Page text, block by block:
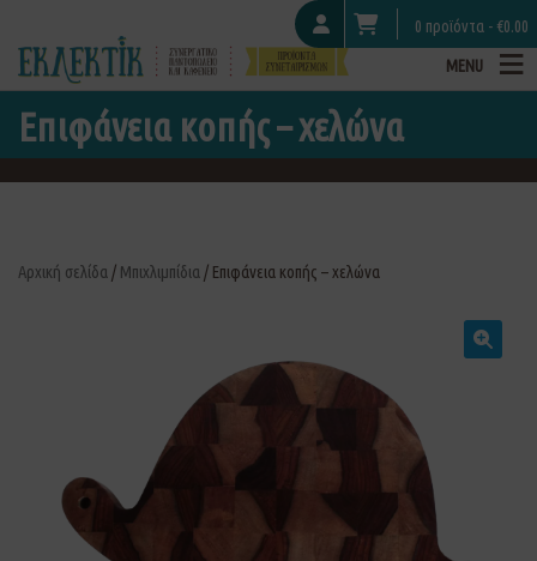
0 προϊόντα - €0.00
MENU
Επιφάνεια κοπής – χελώνα
Αρχική σελίδα / Μπιχλιμπίδια / Επιφάνεια κοπής – χελώνα